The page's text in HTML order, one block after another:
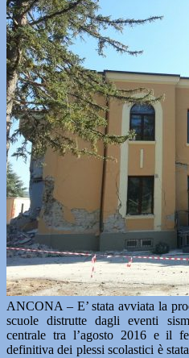
ANCONA – E’ stata avviata la
scuole distrutte dagli eventi
centrale tra l’agosto 2016 e il
definitiva dei plessi scolastici è